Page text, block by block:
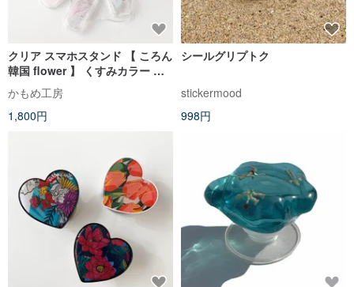
クリア スマホスタンド 【 ころん
韓国 flower 】 くすみカラー ス
マホグリップ クリア FM14U
かもめ工房
1,800円
シールグリプトク
stickermood
998円